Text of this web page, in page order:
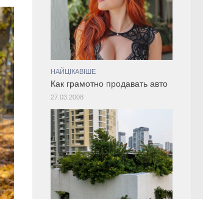
НАЙЦІКАВІШЕ
Как грамотно продавать авто
27.03.2008